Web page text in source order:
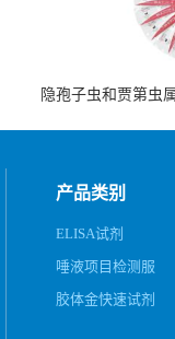
隐孢子虫和贾第虫
产品类别
ELISA试剂
唾液项目检测服
务
胶体金快速试剂